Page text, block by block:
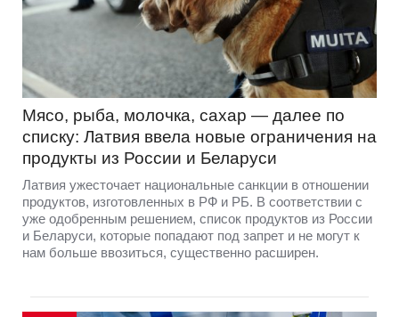
Мясо, рыба, молочка, сахар — далее по
списку: Латвия ввела новые ограничения на
продукты из России и Беларуси
Латвия ужесточает национальные санкции в отношении
продуктов, изготовленных в РФ и РБ. В соответствии с
уже одобренным решением, список продуктов из России
и Беларуси, которые попадают под запрет и не могут к
нам больше ввозиться, существенно расширен.